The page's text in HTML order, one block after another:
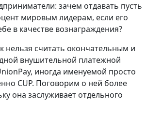
зачем отдавать пусть
мировым лидерам, если его
в качестве вознаграждения?
нельзя считать окончательным и
внушительной платежной
иногда именуемой просто
CUP. Поговорим о ней более
она заслуживает отдельного